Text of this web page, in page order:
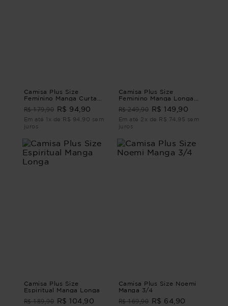
Camisa Plus Size
Feminino Manga Curta
R$ 179,90 R$ 94,90
Em até 1x de R$ 94,90 sem
juros
Camisa Plus Size
Feminino Manga Longa
R$ 249,90 R$ 149,90
Em até 2x de R$ 74,95 sem
juros
Camisa Plus Size
Espiritual Manga Longa
R$ 189,90 R$ 104,90
Camisa Plus Size Noemi
Manga 3/4
R$ 169,90 R$ 64,90